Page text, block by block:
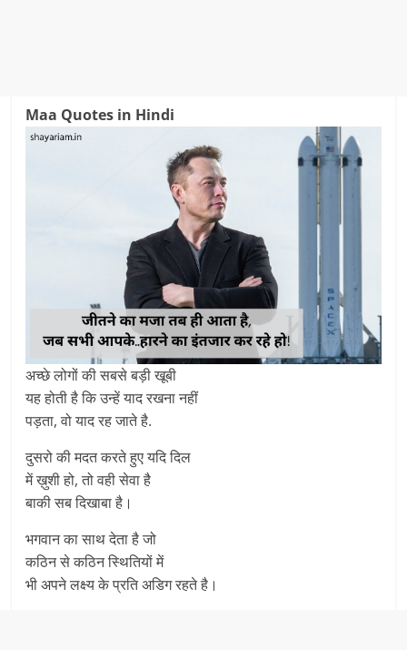
Maa Quotes in Hindi
अच्छे लोगों की सबसे बड़ी खूबी
यह होती है कि उन्हें याद रखना नहीं
पड़ता, वो याद रह जाते है.
दुसरो की मदत करते हुए यदि दिल
में ख़ुशी हो, तो वही सेवा है
बाकी सब दिखाबा है।
भगवान का साथ देता है जो
कठिन से कठिन स्थितियों में
भी अपने लक्ष्य के प्रति अडिग रहते है।